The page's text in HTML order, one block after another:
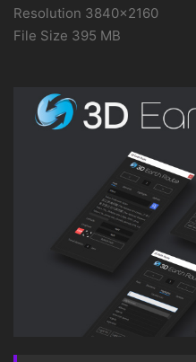
Resolution 3840×2160
File Size 395 MB